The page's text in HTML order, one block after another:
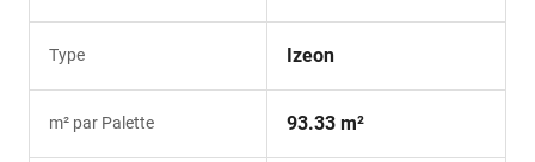
Type Izeon
m² par Palette 93.33 m²